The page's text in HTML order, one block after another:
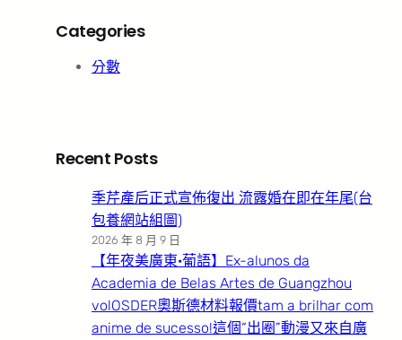
Categories
分數
Recent Posts
季芹產后正式宣佈復出 流露婚在即在年尾(台
包養網站組圖)
2026 年 8 月 9 日
【年夜美廣東·葡語】Ex-alunos da
Academia de Belas Artes de Guangzhou
volOSDER奧斯德材料報價tam a brilhar com
anime de sucesso!這個“出圈”動漫又來自廣